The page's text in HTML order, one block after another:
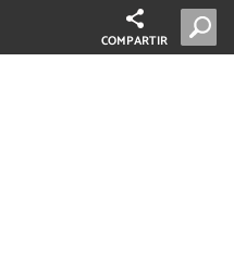
COMPARTIR